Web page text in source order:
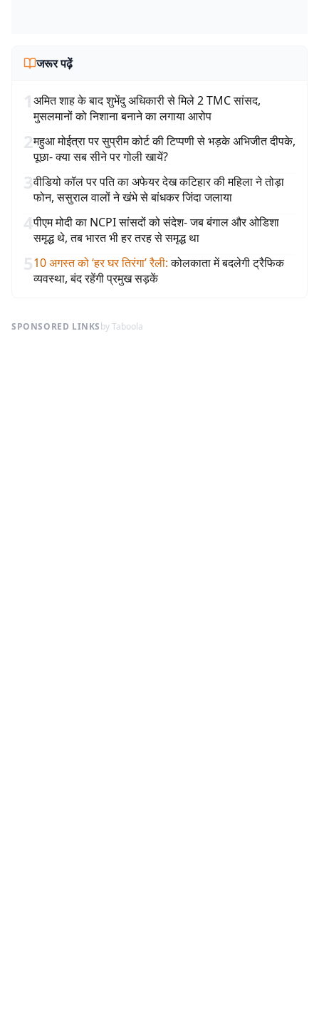
जरूर पढ़ें
1अमित शाह के बाद शुभेंदु अधिकारी से मिले 2 TMC सांसद,
मुसलमानों को निशाना बनाने का लगाया आरोप
2महुआ मोईत्रा पर सुप्रीम कोर्ट की टिप्पणी से भड़के अभिजीत दीपके,
पूछा- क्या सब सीने पर गोली खायें?
3वीडियो कॉल पर पति का अफेयर देख कटिहार की महिला ने तोड़ा
फोन, ससुराल वालों ने खंभे से बांधकर जिंदा जलाया
4पीएम मोदी का NCPI सांसदों को संदेश- जब बंगाल और ओडिशा
समृद्ध थे, तब भारत भी हर तरह से समृद्ध था
510 अगस्त को ‘हर घर तिरंगा’ रैली: कोलकाता में बदलेगी ट्रैफिक
व्यवस्था, बंद रहेंगी प्रमुख सड़कें
SPONSORED LINKSby Taboola